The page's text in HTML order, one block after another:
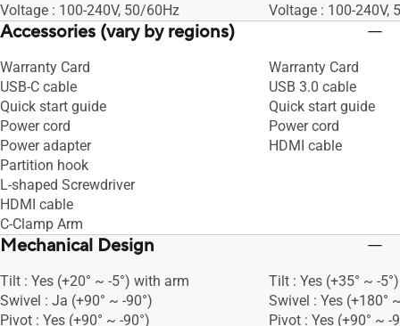
Voltage : 100-240V, 50/60Hz
Voltage : 100-240V,
Accessories (vary by regions)
Warranty Card
USB-C cable
Quick start guide
Power cord
Power adapter
Partition hook
L-shaped Screwdriver
HDMI cable
C-Clamp Arm
Warranty Card
USB 3.0 cable
Quick start guide
Power cord
HDMI cable
Mechanical Design
Tilt : Yes (+20° ~ -5°) with arm
Swivel : Ja (+90° ~ -90°)
Pivot : Yes (+90° ~ -90°)
Tilt : Yes (+35° ~ -5°)
Swivel : Yes (+180°
Pivot : Yes (+90° ~ -